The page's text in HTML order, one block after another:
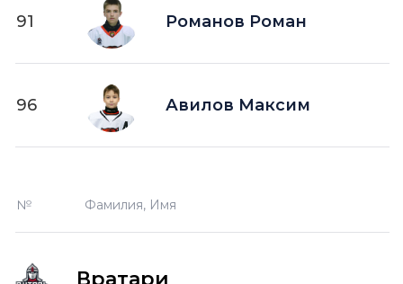
91 Романов Роман
96 Авилов Максим
№ Фамилия, Имя
Вратари